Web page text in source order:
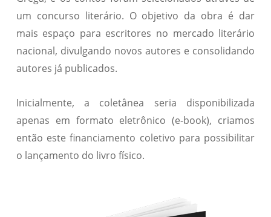
um concurso literário. O objetivo da obra é dar
mais espaço para escritores no mercado literário
nacional, divulgando novos autores e consolidando
autores já publicados.
Inicialmente, a coletânea seria disponibilizada
apenas em formato eletrônico (e-book), criamos
então este financiamento coletivo para possibilitar
o lançamento do livro físico.